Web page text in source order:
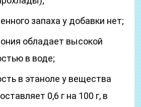
запаха у добавки нет;
обладает высокой
в воде;
в этаноле у вещества
0,6 г на 100 г, в